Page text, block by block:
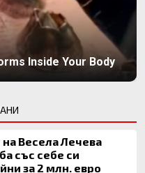
Inside Your Body
на Весела Лечева
със себе си
за 2 млн. евро